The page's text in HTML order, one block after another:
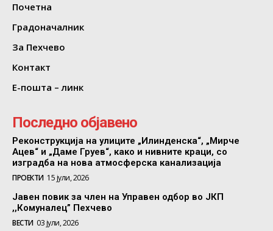
Почетна
Градоначалник
За Пехчево
Контакт
Е-пошта – линк
Последно објавено
Реконструкција на улиците „Илинденска“, „Мирче
Ацев“ и „Даме Груев“, како и нивните краци, со
изградба на нова атмосферска канализација
ПРОЕКТИ 15 јули, 2026
Јавен повик за член на Управен одбор во ЈКП
,,Комуналец” Пехчево
ВЕСТИ 03 јули, 2026